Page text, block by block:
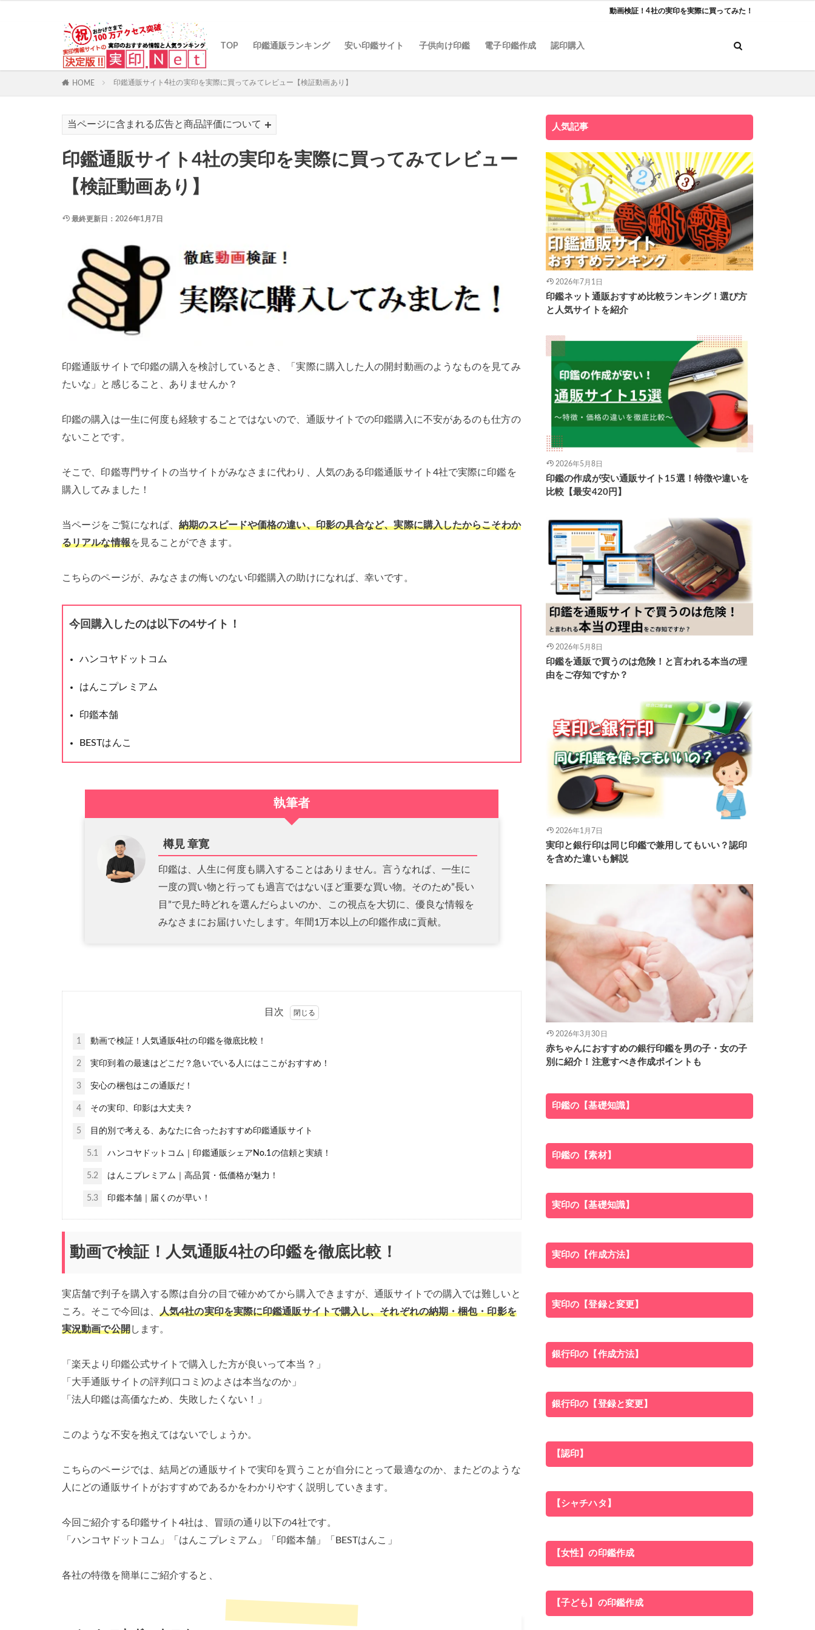
動画検証！4社の実印を実際に買ってみた！
TOP 印鑑通販ランキング 安い印鑑サイト 子供向け印鑑 電子印鑑作成 認印購入
HOME 印鑑通販サイト4社の実印を実際に買ってみてレビュー【検証動画あり】
当ページに含まれる広告と商品評価について
印鑑通販サイト4社の実印を実際に買ってみてレビュー
【検証動画あり】
最終更新日：2026年1月7日
印鑑通販サイトで印鑑の購入を検討しているとき、「実際に購入した人の開封動画のようなものを見てみ
たいな」と感じること、ありませんか？
印鑑の購入は一生に何度も経験することではないので、通販サイトでの印鑑購入に不安があるのも仕方の
ないことです。
そこで、印鑑専門サイトの当サイトがみなさまに代わり、人気のある印鑑通販サイト4社で実際に印鑑を
購入してみました！
当ページをご覧になれば、納期のスピードや価格の違い、印影の具合など、実際に購入したからこそわか
るリアルな情報を見ることができます。
こちらのページが、みなさまの悔いのない印鑑購入の助けになれば、幸いです。
今回購入したのは以下の4サイト！
ハンコヤドットコム
はんこプレミアム
印鑑本舗
BESTはんこ
執筆者
樽見 章寛
印鑑は、人生に何度も購入することはありません。言うなれば、一生に
一度の買い物と行っても過言ではないほど重要な買い物。そのため”長い
目”で見た時どれを選んだらよいのか、この視点を大切に、優良な情報を
みなさまにお届けいたします。年間1万本以上の印鑑作成に貢献。
目次
1 動画で検証！人気通販4社の印鑑を徹底比較！
2 実印到着の最速はどこだ？急いでいる人にはここがおすすめ！
3 安心の梱包はこの通販だ！
4 その実印、印影は大丈夫？
5 目的別で考える、あなたに合ったおすすめ印鑑通販サイト
5.1 ハンコヤドットコム｜印鑑通販シェアNo.1の信頼と実績！
5.2 はんこプレミアム｜高品質・低価格が魅力！
5.3 印鑑本舗｜届くのが早い！
動画で検証！人気通販4社の印鑑を徹底比較！
実店舗で判子を購入する際は自分の目で確かめてから購入できますが、通販サイトでの購入では難しいと
ころ。そこで今回は、 人気4社の実印を実際に印鑑通販サイトで購入し、それぞれの納期・梱包・印影を
実況動画で公開します。
「楽天より印鑑公式サイトで購入した方が良いって本当？」
「大手通販サイトの評判(口コミ)のよさは本当なのか」
「法人印鑑は高価なため、失敗したくない！」
このような不安を抱えてはないでしょうか。
こちらのページでは、結局どの通販サイトで実印を買うことが自分にとって最適なのか、またどのような
人にどの通販サイトがおすすめであるかをわかりやすく説明していきます。
今回ご紹介する印鑑サイト4社は、冒頭の通り以下の4社です。
「ハンコヤドットコム」「はんこプレミアム」「印鑑本舗」「BESTはんこ」
各社の特徴を簡単にご紹介すると、
人気記事
2026年7月1日
印鑑ネット通販おすすめ比較ランキング！選び方
と人気サイトを紹介
2026年5月8日
印鑑の作成が安い通販サイト15選！特徴や違いを
比較【最安420円】
2026年5月8日
印鑑を通販で買うのは危険！と言われる本当の理
由をご存知ですか？
2026年1月7日
実印と銀行印は同じ印鑑で兼用してもいい？認印
を含めた違いも解説
2026年3月30日
赤ちゃんにおすすめの銀行印鑑を男の子・女の子
別に紹介！注意すべき作成ポイントも
印鑑の【基礎知識】
印鑑の【素材】
実印の【基礎知識】
実印の【作成方法】
実印の【登録と変更】
銀行印の【作成方法】
銀行印の【登録と変更】
【認印】
【シャチハタ】
【女性】の印鑑作成
【子ども】の印鑑作成
カテゴリー